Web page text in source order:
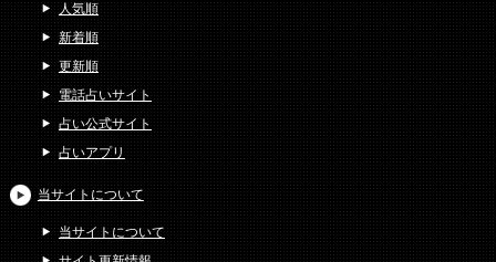
人気順
新着順
更新順
電話占いサイト
占い公式サイト
占いアプリ
当サイトについて
当サイトについて